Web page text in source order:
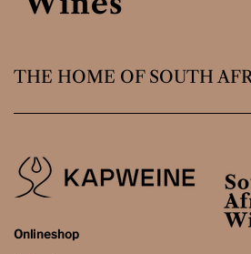
THE HOME OF SOUTH
Onlineshop